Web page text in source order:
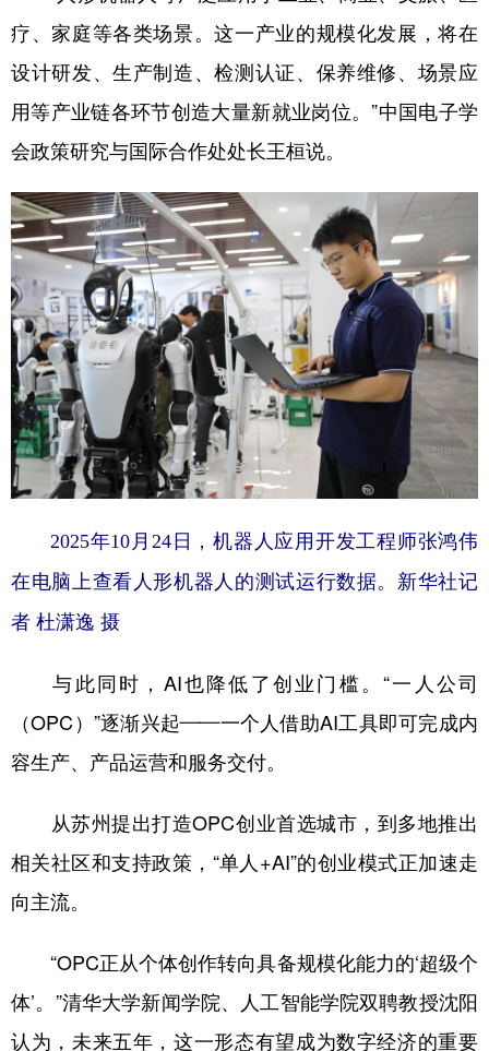
疗、家庭等各类场景。这一产业的规模化发展，将在
设计研发、生产制造、检测认证、保养维修、场景应
用等产业链各环节创造大量新就业岗位。”中国电子学
会政策研究与国际合作处处长王桓说。
2025年10月24日，机器人应用开发工程师张鸿伟
在电脑上查看人形机器人的测试运行数据。新华社记
者 杜潇逸 摄
与此同时，AI也降低了创业门槛。“一人公司
（OPC）”逐渐兴起——一个人借助AI工具即可完成内
容生产、产品运营和服务交付。
从苏州提出打造OPC创业首选城市，到多地推出
相关社区和支持政策，“单人+AI”的创业模式正加速走
向主流。
“OPC正从个体创作转向具备规模化能力的‘超级个
体’。”清华大学新闻学院、人工智能学院双聘教授沈阳
认为，未来五年，这一形态有望成为数字经济的重要